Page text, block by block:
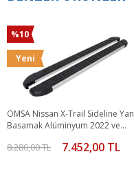
%10
Yeni
OMSA Nissan X-Trail Sideline Yan
Basamak Alüminyum 2022 ve
8.280,00 TL 7.452,00 TL